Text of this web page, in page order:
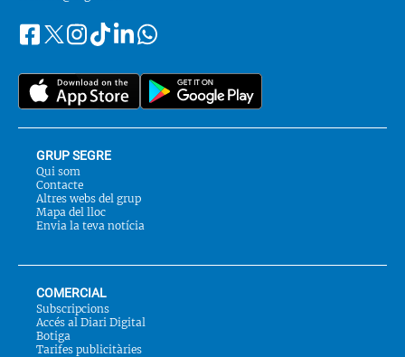
Segueix-
a::
FacebookInstagram
TiktokLinkedinWhatsapp
GRUP SEGRE
Qui som
Contacte
Altres webs del grup
Mapa del lloc
Envia la teva notícia
COMERCIAL
Subscripcions
Accés al Diari Digital
Botiga
Tarifes publicitàries